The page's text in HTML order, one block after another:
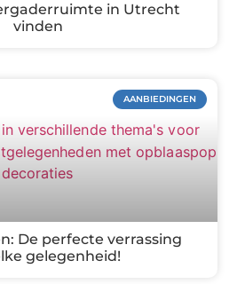
in Utrecht
vinden
AANBIEDINGEN
De perfecte verrassing
gelegenheid!